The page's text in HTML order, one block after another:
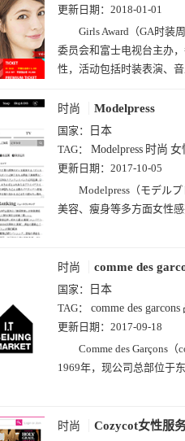
更新日期： 2018-01-01
Girls Award（GA时装
委员会和富士电视台主办
性，活动包括时装表演、
时尚 Modelpress
国家：
日本
TAG： Modelpress 时尚 女
更新日期： 2017-10-05
Modelpress（モデル
美容、瘦身等多方面女性
时尚 comme des
国家：
日本
TAG： comme des garcons
更新日期： 2017-09-18
Comme des Garçons
1969年，现公司总部位于
时尚 Cozycot女性服